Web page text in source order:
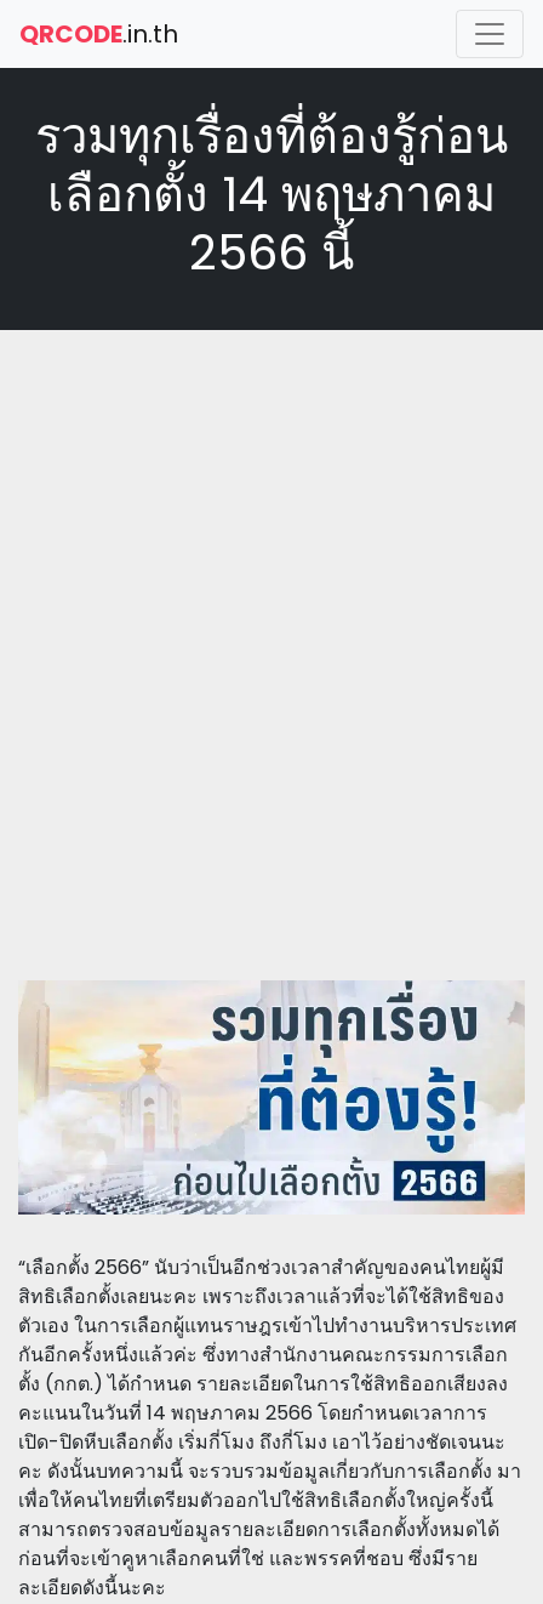
QRCODE.in.th
รวมทุกเรื่องที่ต้องรู้ก่อน
เลือกตั้ง 14 พฤษภาคม
2566 นี้
“เลือกตั้ง 2566” นับว่าเป็นอีกช่วงเวลาสำคัญของคนไทยผู้มี
สิทธิเลือกตั้งเลยนะคะ เพราะถึงเวลาแล้วที่จะได้ใช้สิทธิของ
ตัวเอง ในการเลือกผู้แทนราษฎรเข้าไปทำงานบริหารประเทศ
กันอีกครั้งหนึ่งแล้วค่ะ ซึ่งทางสำนักงานคณะกรรมการเลือก
ตั้ง (กกต.) ได้กำหนด รายละเอียดในการใช้สิทธิออกเสียงลง
คะแนนในวันที่ 14 พฤษภาคม 2566 โดยกำหนดเวลาการ
เปิด-ปิดหีบเลือกตั้ง เริ่มกี่โมง ถึงกี่โมง เอาไว้อย่างชัดเจนนะ
คะ ดังนั้นบทความนี้ จะรวบรวมข้อมูลเกี่ยวกับการเลือกตั้ง มา
เพื่อให้คนไทยที่เตรียมตัวออกไปใช้สิทธิเลือกตั้งใหญ่ครั้งนี้
สามารถตรวจสอบข้อมูลรายละเอียดการเลือกตั้งทั้งหมดได้
ก่อนที่จะเข้าคูหาเลือกคนที่ใช่ และพรรคที่ชอบ ซึ่งมีราย
ละเอียดดังนี้นะคะ